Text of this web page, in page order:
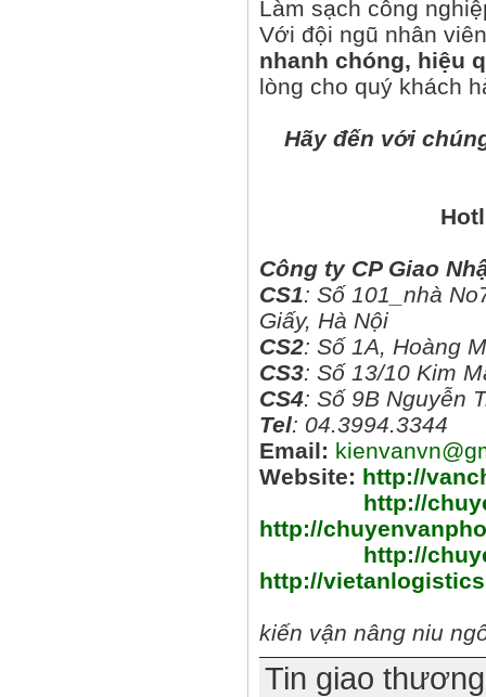
Làm sạch công
Với đội ngũ nhân
nhanh chóng, hiệu
lòng cho quý khách
Hãy đến với
Công ty CP Giao
CS1: Số 101_nhà
Giấy, Hà Nội
CS2: Số 1A, Hoàng
CS3: Số 13/10 Kim
CS4: Số 9B Nguyễn
Tel:
Email:
Website: http://
http://
http://
http://
http://
kiến vận nâng niu
Tin giao